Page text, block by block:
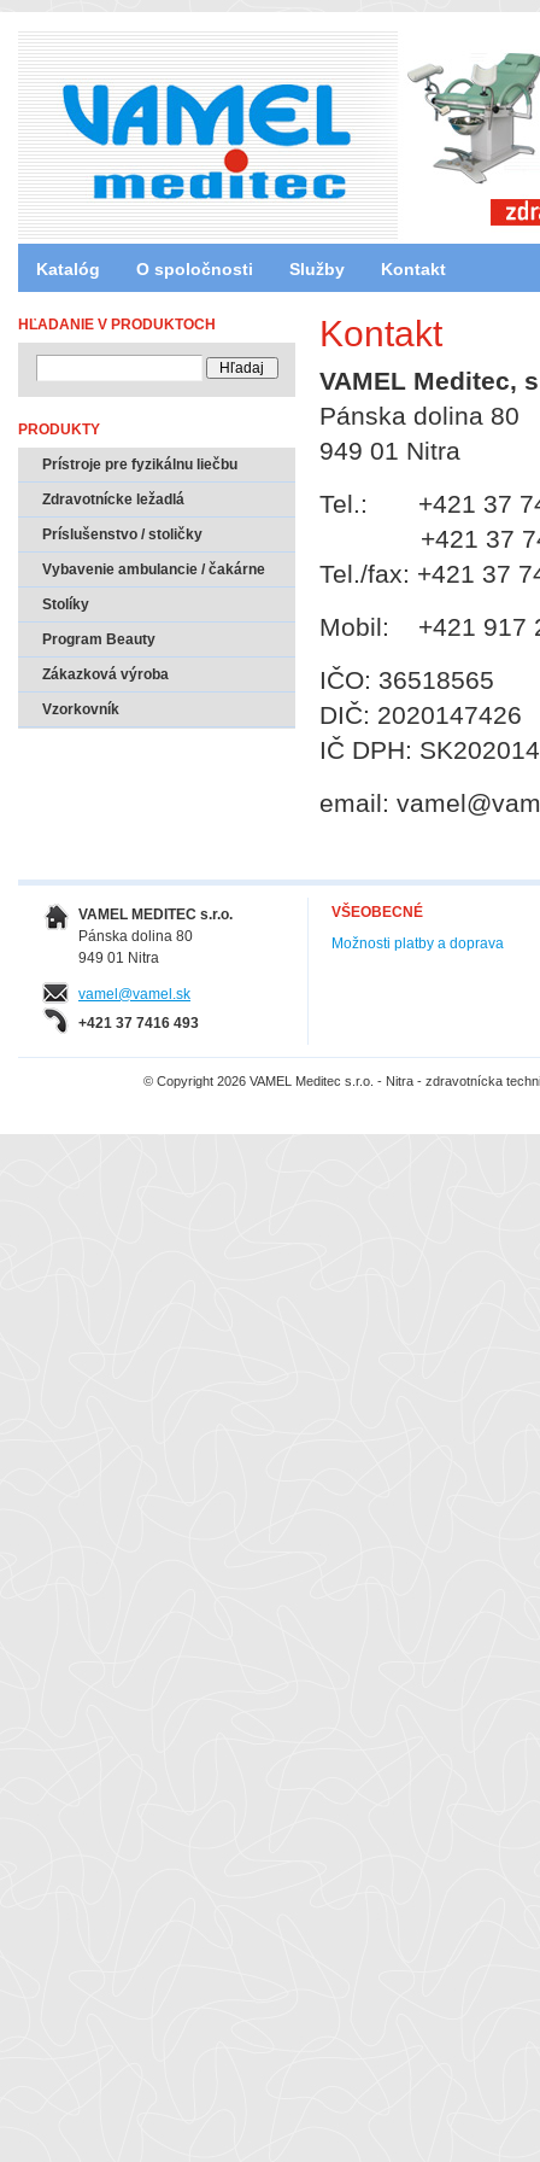
Katalóg O spoločnosti Služby Kontakt
Kontakt
VAMEL Meditec,
Pánska dolina 80
949 01 Nitra
Tel.: +421 37
+421 37
Tel./fax: +421 37
Mobil: +421 917
IČO: 36518565
DIČ: 2020147426
IČ DPH:
email:
HĽADANIE V PRODUKTOCH
PRODUKTY
Prístroje pre fyzikálnu liečbu
Zdravotnícke ležadlá
Príslušenstvo / stoličky
Vybavenie ambulancie / čakárne
Stolíky
Program Beauty
Zákazková výroba
Vzorkovník
VAMEL MEDITEC s.r.o.
Pánska dolina 80
949 01 Nitra
vamel@vamel.sk
+421 37 7416 493
VŠEOBECNÉ
Možnosti platby a doprava
© Copyright 2026 VAMEL Meditec s.r.o. - Nitra - zdravotnícka